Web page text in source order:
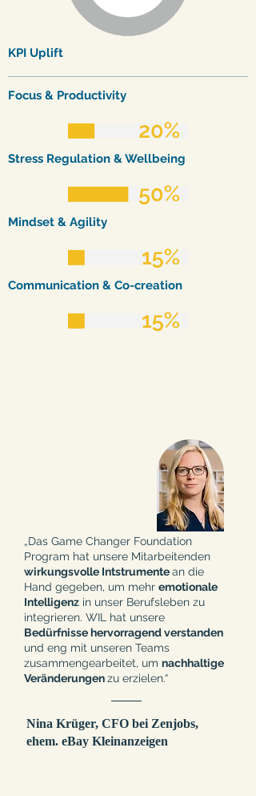
KPI Uplift
Focus & Productivity
Stress Regulation & Wellbeing
Mindset & Agility
Communication & Co-creation
„Das Game Changer Foundation
Program hat unsere Mitarbeitenden
wirkungsvolle Intstrumentean die
Hand gegeben, um mehr emotionale
Intelligenz in unser Berufsleben zu
integrieren. WIL hat unsere
Bedürfnisse hervorragend verstanden
und eng mit unseren Teams
zusammengearbeitet, um nachhaltige
Veränderungenzu erzielen.“
Nina Krüger, CFO bei Zenjobs,
ehem. eBay Kleinanzeigen